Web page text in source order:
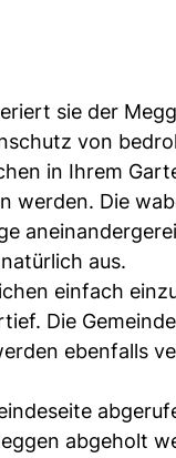
sie der
von
in Ihrem
werden. Die
aus.
einfach
Die
ebenfalls
abgeholt